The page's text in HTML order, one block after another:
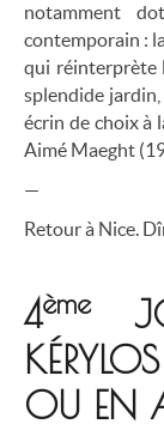
notamment
contemporain :
qui réinterprète
splendide
écrin de choix à
Aimé Maeght
—
Retour à Nice.
4ème
OU EN